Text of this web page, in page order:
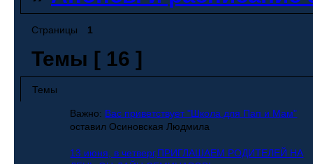
Страницы 1
Темы [ 16 ]
Темы
Важно: Вас приветствует "Школа для Пап и Мам"
оставил Осиновская Людмила
13 июня, в четверг,ПРИГЛАШАЕМ РОДИТЕЛЕЙ НА